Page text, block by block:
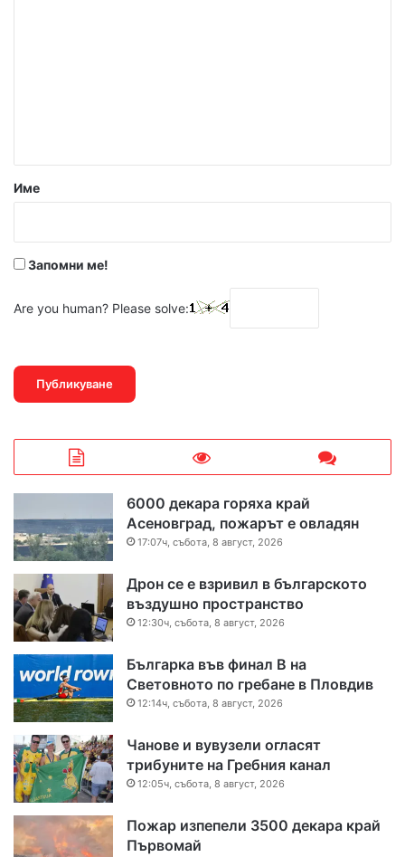
р
Име
Запомни ме!
Are you human? Please solve:
6000 декара горяха край
Асеновград, пожарът е овладян
17:07ч, събота, 8 август, 2026
Дрон се е взривил в българското
въздушно пространство
12:30ч, събота, 8 август, 2026
Българка във финал B на
Световното по гребане в Пловдив
12:14ч, събота, 8 август, 2026
Чанове и вувузели огласят
трибуните на Гребния канал
12:05ч, събота, 8 август, 2026
Пожар изпепели 3500 декара край
Първомай